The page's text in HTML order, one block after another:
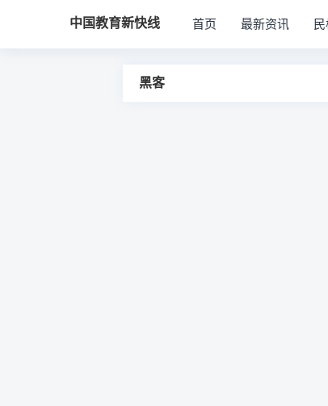
中国教育新快线 首页 最新资讯
黑客